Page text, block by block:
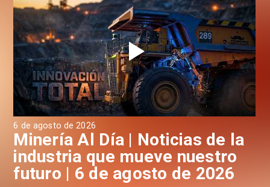
6 de agosto de 2026
Minería Al Día | Noticias de la
industria que mueve nuestro
futuro | 6 de agosto de 2026